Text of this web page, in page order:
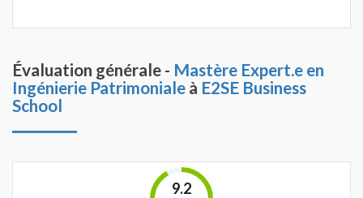
Évaluation générale - Mastère Expert.e en
Ingénierie Patrimoniale à E2SE Business
School
9.2